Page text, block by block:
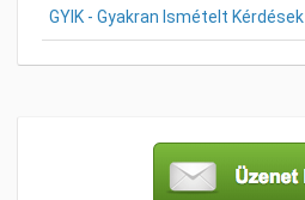
GYIK - Gyakran Ismételt Kérdések